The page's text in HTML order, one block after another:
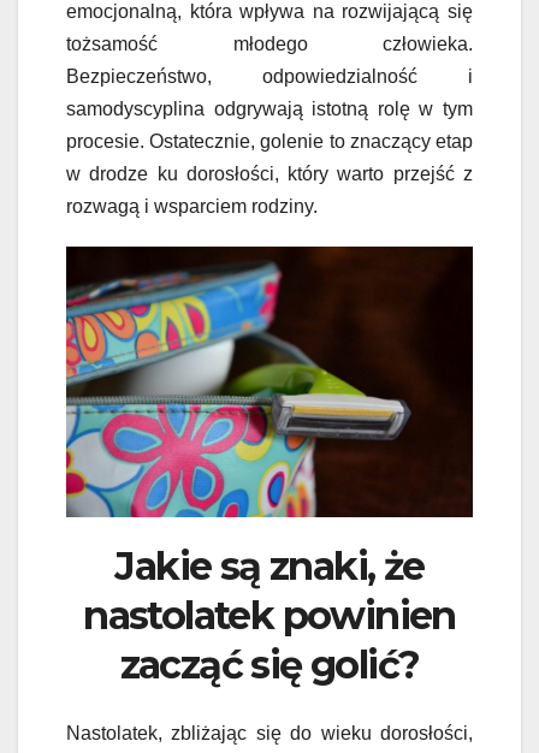
emocjonalną, która wpływa na rozwijającą się
tożsamość młodego człowieka.
Bezpieczeństwo, odpowiedzialność i
samodyscyplina odgrywają istotną rolę w tym
procesie. Ostatecznie, golenie to znaczący etap
w drodze ku dorosłości, który warto przejść z
rozwagą i wsparciem rodziny.
Jakie są znaki, że
nastolatek powinien
zacząć się golić?
Nastolatek, zbliżając się do wieku dorosłości,